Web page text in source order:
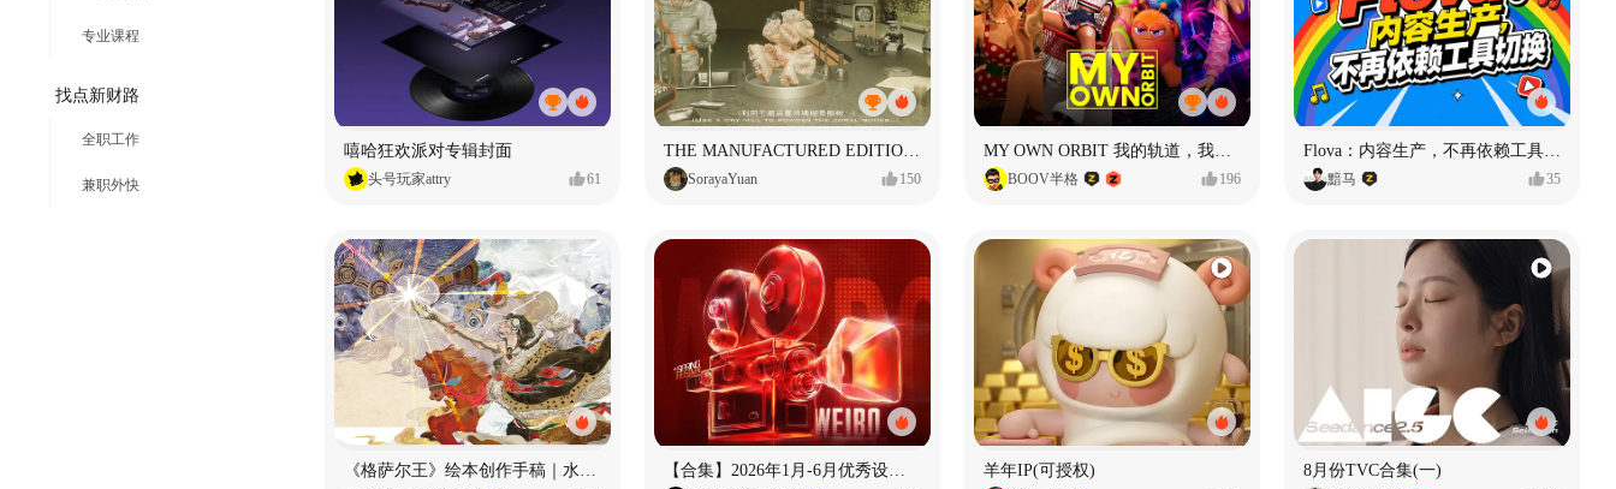
专业课程
找点新财路
全职工作
兼职外快
嘻哈狂欢派对专辑封面
头号玩家attry 61 SorayaYuan 150 BOOV半格 196 黯马 35
《格萨尔王》绘本创作手稿｜水彩墨韵下的史诗回响 【合集】2026年1月-6月优秀设计作品（上） 羊年IP(可授权) 8月份TVC合集(一)